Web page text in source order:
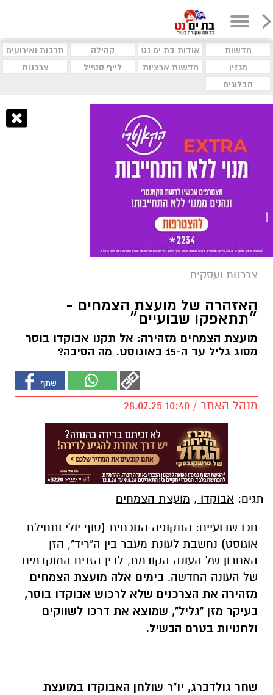
חדשות אודות בת ים נט קהילה
תרבות ואירועים
מגזין
חדשות ארציות לייף סטייל
צרכנות
הבלוגים
צרכנות ועסקים
האזהרה של מועצת הצמחים -
״תתאפקו שבועיים״
מועצת הצמחים מזהירה: אל תקנו אבוקדו בוסר
מסוג גליל עד ה-15 באוגוסט. מה הסיבה?
מנהל האתר / 10:40 28.07.25
תגים: אבוקדו , מועצת הצמחים
חכו שבועיים: התקופה הנוכחית (סוף יולי ותחילת
אוגוסט) נחשבת לעונת מעבר בין ה"ריד", הזן
האחרון של העונה הקודמת, לבין הזנים המוקדמים
של העונה החדשה. בימים אלה מועצת הצמחים
מזהירה את הצרכנים שלא לרכוש אבוקדו בוסר,
בעיקר מזן "גליל", שמוצא את דרכו לשווקים
ולחנויות בטרם הבשיל.
שחר גולדברג, יו"ר שולחן האבוקדו במועצת